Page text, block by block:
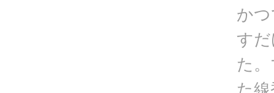
か
す
た
た